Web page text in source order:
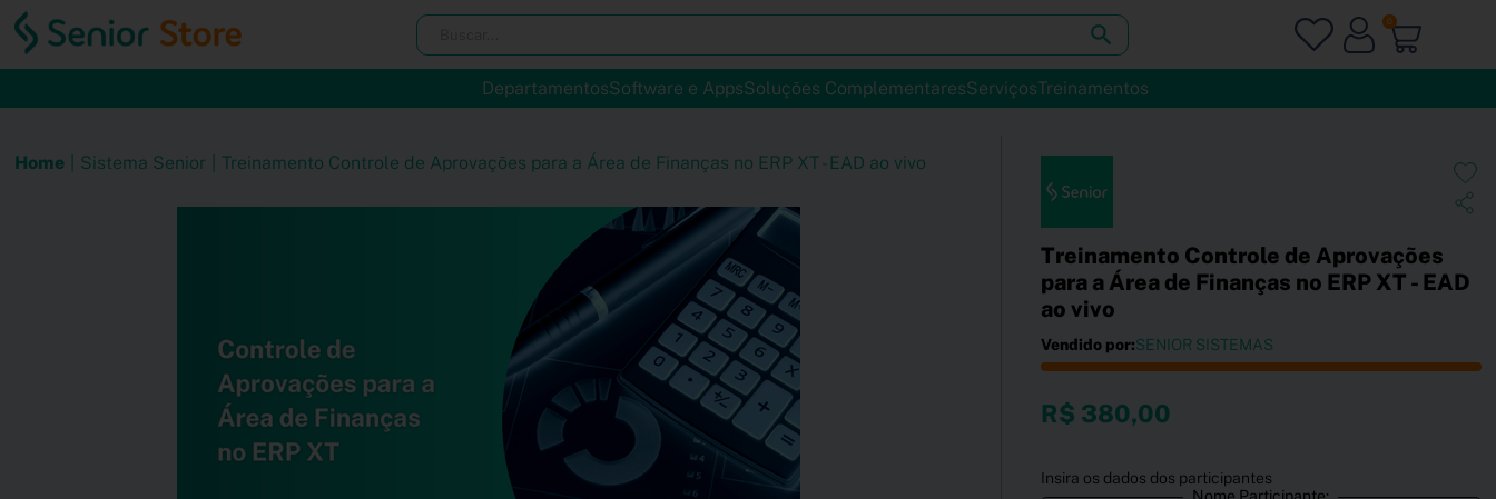
0
DepartamentosSoftware e AppsSoluções ComplementaresServiçosTreinamentos
Home Sistema Senior Treinamento Controle de Aprovações para a Área de Finanças no ERP XT - EAD ao vivo
Treinamento Controle de Aprovações
para a Área de Finanças no ERP XT - EAD
ao vivo
Vendido por:SENIOR SISTEMAS
R$ 380,00
Insira os dados dos participantes